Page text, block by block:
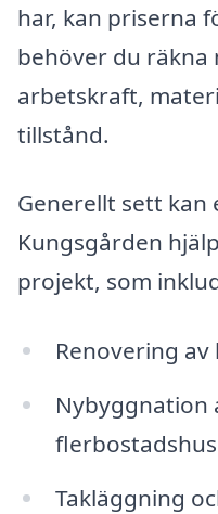
har, kan priserna
behöver du
arbetskraft,
tillstånd.
Generellt sett
Kungsgården
projekt, som
Renovering
Nybyggnation
flerbostadshus
Takläggning